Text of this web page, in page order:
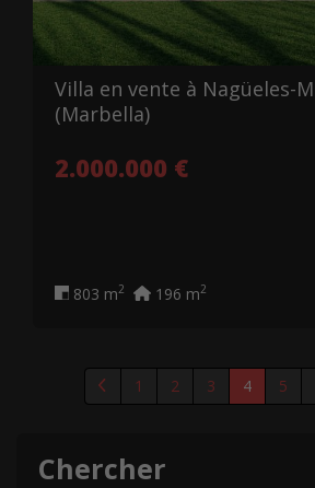
Villa en vente à Nagüeles-
(Marbella)
2.000.000 €
803 m2 196 m2
1 2 3 4 5
Chercher